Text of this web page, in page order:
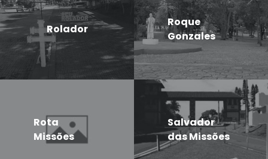
Rolador
Roque
Gonzales
Rota
Missões
Salvador
das Missões